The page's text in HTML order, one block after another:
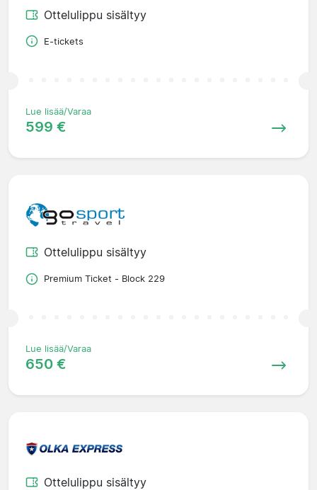
Ottelulippu sisältyy
E-tickets
Lue lisää/Varaa
599 €
Ottelulippu sisältyy
Premium Ticket - Block 229
Lue lisää/Varaa
650 €
Ottelulippu sisältyy